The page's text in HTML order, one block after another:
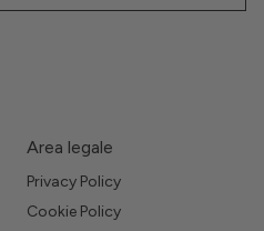
Area legale
Privacy Policy
Cookie Policy